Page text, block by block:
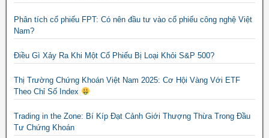
Phân tích cổ phiếu FPT: Có nên đầu tư vào cổ phiếu công nghệ Việt
Nam?
Điều Gì Xảy Ra Khi Một Cổ Phiếu Bị Loại Khỏi S&P 500?
Thị Trường Chứng Khoán Việt Nam 2025: Cơ Hội Vàng Với ETF
Theo Chỉ Số Index
Trading in the Zone: Bí Kíp Đạt Cảnh Giới Thượng Thừa Trong Đầu
Tư Chứng Khoán